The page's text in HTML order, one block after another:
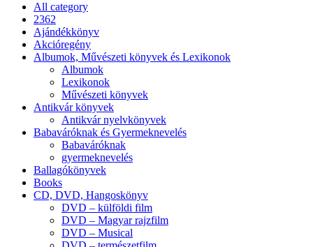
All category
2362
Ajándékkönyv
Akcióregény
Albumok, Művészeti könyvek és Lexikonok
Albumok
Lexikonok
Művészeti könyvek
Antikvár könyvek
Antikvár nyelvkönyvek
Babaváróknak és Gyermeknevelés
Babaváróknak
gyermeknevelés
Ballagókönyvek
Books
CD, DVD, Hangoskönyv
DVD – külföldi film
DVD – Magyar rajzfilm
DVD – Musical